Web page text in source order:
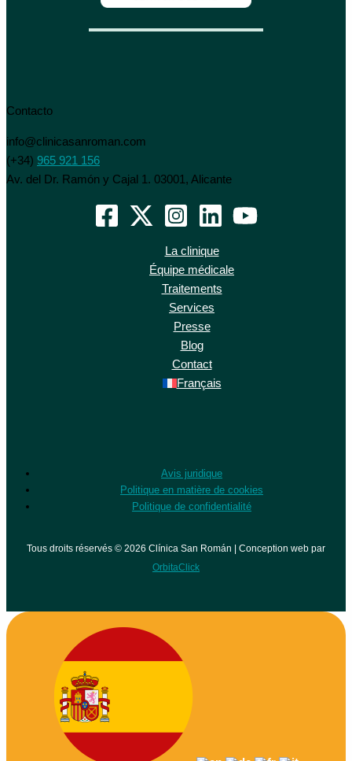
Contacto
info@clinicasanroman.com
(+34) 965 921 156
Av. del Dr. Ramón y Cajal 1. 03001, Alicante
La clinique
Équipe médicale
Traitements
Services
Presse
Blog
Contact
Français
Avis juridique
Politique en matière de cookies
Politique de confidentialité
Tous droits réservés © 2026 Clínica San Román | Conception web par
OrbitaClick